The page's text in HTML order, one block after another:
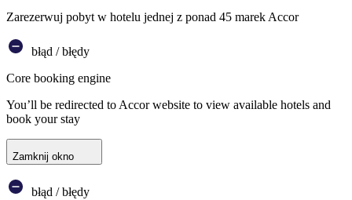
Zarezerwuj pobyt w hotelu jednej z ponad 45 marek Accor
błąd / błędy
Core booking engine
You’ll be redirected to Accor website to view available hotels and
book your stay
Zamknij okno
błąd / błędy